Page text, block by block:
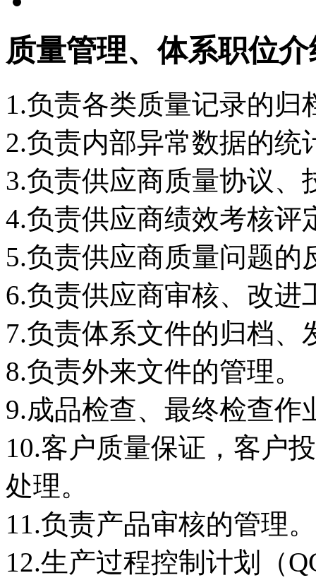
质量管理、体系职位介
1.负责各类质量记录的归
2.负责内部异常数据的统
3.负责供应商质量协议、
4.负责供应商绩效考核评
5.负责供应商质量问题的
6.负责供应商审核、改进
7.负责体系文件的归档
8.负责外来文件的管理。
9.成品检查、最终检查作
10.客户质量保证，客户
处理。
11.负责产品审核的管理。
12.生产过程控制计划（